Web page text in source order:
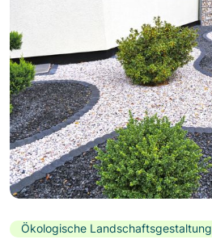
Ökologische Landschaftsgestaltung